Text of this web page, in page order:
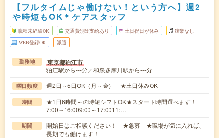
【フルタイムじゃ働けない！という方へ】週2
や時短もOK＊ケアスタッフ
職種未経験OK 交通費別途支給あり 土日祝日が休み 残業なし
WEB登録OK 派遣
勤務地 東京都狛江市
狛江駅から---分／和泉多摩川駅から---分
曜日頻度 週2日～5日OK（月～金） ★土日休みOK
時間
★1日6時間～の時短シフトOK★スタート時間選べます！
7:00～16:009:00～17:0011:…
期間
開始日はご相談ください！ ★急募 ★職場が気に入れば、
長期でも働けます！